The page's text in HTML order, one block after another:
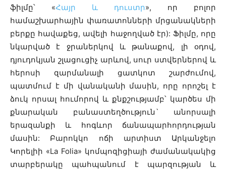
ֆիլմը՝ «Հայր և դուստր», որ բոլոր
համաշխարհային փառատոնների մրցանակների
բերքը հավաքեց, ավելի հաջողված էր): Ֆիլմը, որը
նկարված է ջրաներկով և թանաքով, լի օդով,
դյուդոկյան շլացուցիչ արևով, սուր ստվերներով և
հերոսի զարմանալի ցատկոտ շարժումով,
պատմում է մի վանականի մասին, որը որոշել է
ձուկ որսալ հումորով և քնքշությամբ՝ կարծես մի
քնարական բանաստեղծություն` անորսալի
երազանքի և հոգևոր ճանապարհորդության
մասին: Բարոկկո ոճի արտիստ Արկանջելո
Կորելիի «La Folia» կոմպոզիցիայի ժամանակակից
տարբերակը պահպանում է պարզության և